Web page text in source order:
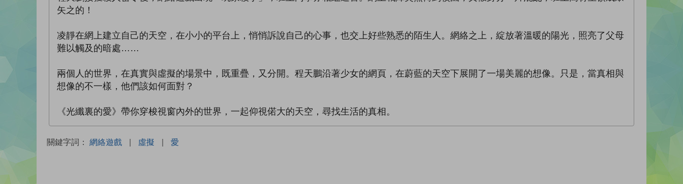
矢之的！
凌靜在網上建立自己的天空，在小小的平台上，悄悄訴說自己的心事，也交上好些熟悉的陌生人。網絡之上，綻放著溫暖的陽光，照亮了父母
難以觸及的暗處……
兩個人的世界，在真實與虛擬的場景中，既重疊，又分開。程天鵬沿著少女的網頁，在蔚藍的天空下展開了一場美麗的想像。只是，當真相與
想像的不一樣，他們該如何面對？
《光纖裏的愛》帶你穿梭視窗內外的世界，一起仰視偌大的天空，尋找生活的真相。
關鍵字詞： 網絡遊戲 | 虛擬 | 愛